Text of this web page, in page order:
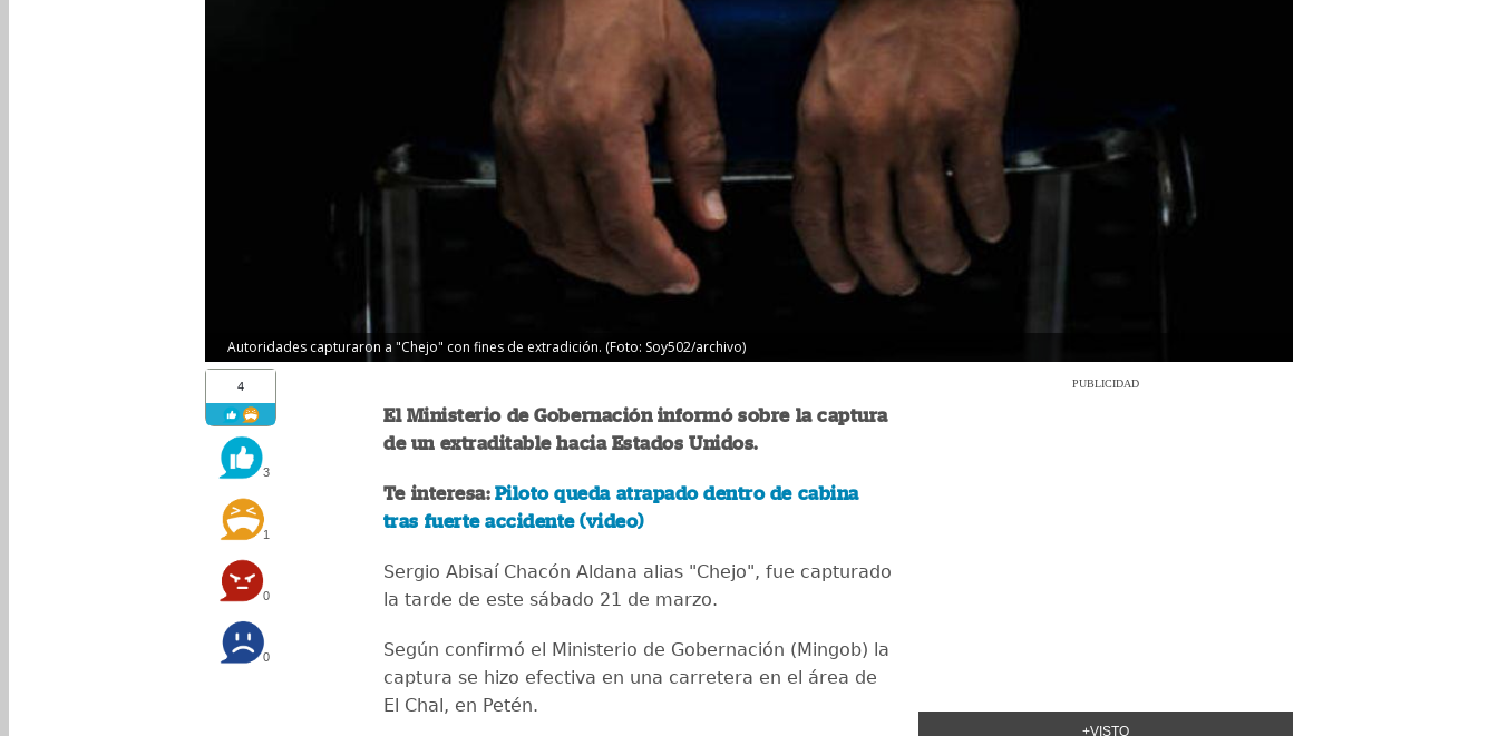
Autoridades capturaron a "Chejo" con fines de extradición. (Foto: Soy502/archivo)
4
3
1
0
0
El Ministerio de Gobernación informó sobre la captura
de un extraditable hacia Estados Unidos.
Te interesa: Piloto queda atrapado dentro de cabina
tras fuerte accidente (video)
Sergio Abisaí Chacón Aldana alias "Chejo", fue capturado
la tarde de este sábado 21 de marzo.
Según confirmó el Ministerio de Gobernación (Mingob) la
captura se hizo efectiva en una carretera en el área de
El Chal, en Petén.
PUBLICIDAD
+VISTO